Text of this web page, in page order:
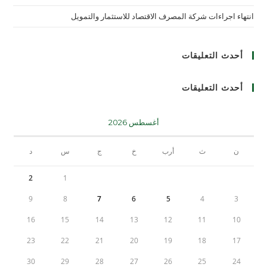
انتهاء اجراءات شركة المصرف الاقتصاد للاستثمار والتمويل
أحدث التعليقات
أحدث التعليقات
أغسطس 2026
ن ث أرب خ ج س د
1
2
3
4
5
6
7
8
9
10
11
12
13
14
15
16
17
18
19
20
21
22
23
24
25
26
27
28
29
30